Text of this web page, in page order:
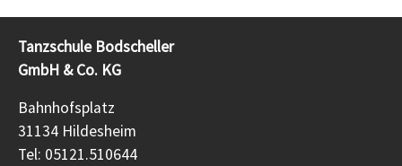
Tanzschule Bodscheller
GmbH & Co. KG
Bahnhofsplatz
31134 Hildesheim
Tel: 05121.510644